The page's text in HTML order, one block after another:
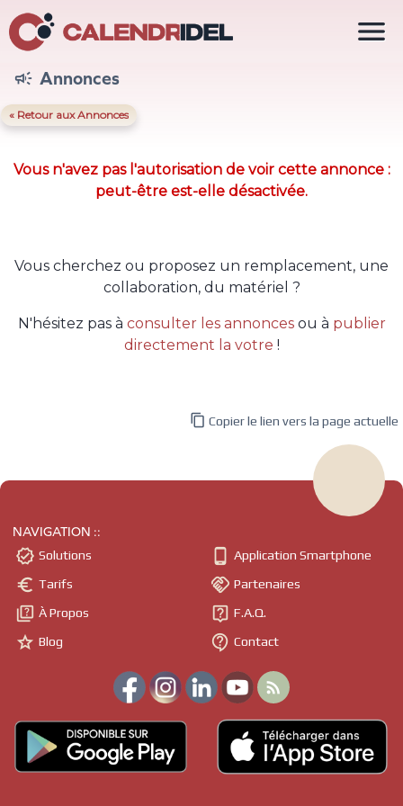
 Annonces
« Retour aux Annonces
Vous n'avez pas l'autorisation de voir cette annonce :
peut-être est-elle désactivée.
Vous cherchez ou proposez un remplacement, une
collaboration, du matériel ?
N'hésitez pas à consulter les annoncesou à publier
directement la votre !

 Copier le lien vers la page actuelle
NAVIGATION ::
 Solutions
 Tarifs
 À Propos
 Blog
 Application Smartphone
 Partenaires
 F.A.Q.
 Contact
